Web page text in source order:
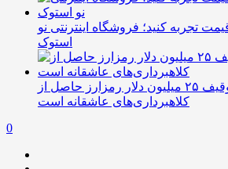
تجربه کنید؛ فروشگاه اینترنتی نو
استوک
آمریکا در پی توقیف ۲۵ میلیون دلار رمزارز حاصل از
کلاهبرداری‌های عاشقانه است
0